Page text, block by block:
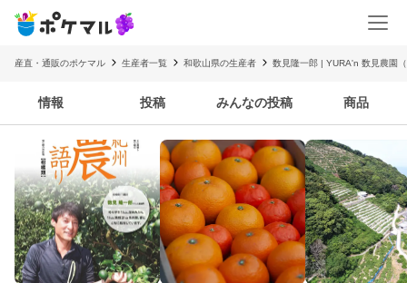
産直・通販のポケマル 生産者一覧 和歌山県の生産者 数見隆一郎 | YURA'n 数見農園
情報 投稿 みんなの投稿 商品